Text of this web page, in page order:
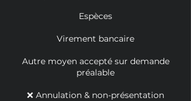
Espèces
Virement bancaire
Autre moyen accepté sur demande
préalable
❌ Annulation & non-présentation